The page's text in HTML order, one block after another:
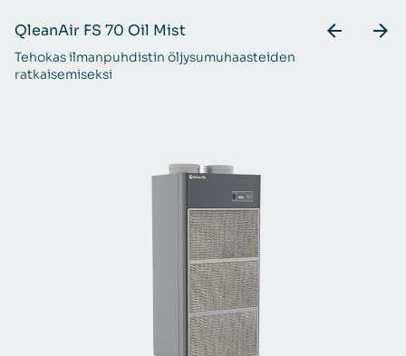
QleanAir FS 70 Oil Mist
Tehokas ilmanpuhdistin öljysumuhaasteiden
ratkaisemiseksi